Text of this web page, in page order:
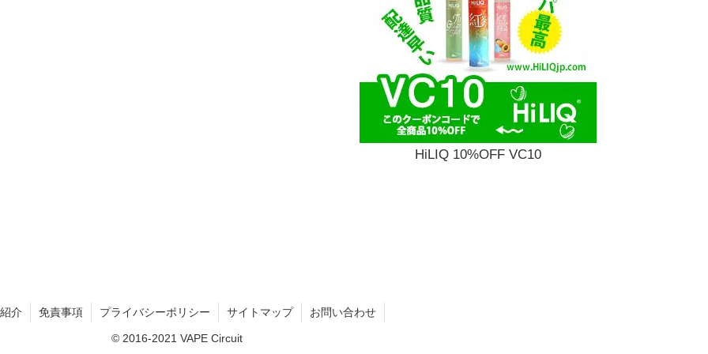
HiLIQ 10%OFF VC10
介 免責事項 プライバシーポリシー サイトマップ お問い合わせ
© 2016-2021 VAPE Circuit